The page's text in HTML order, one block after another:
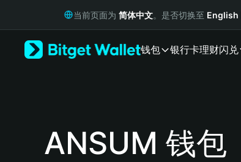
Русский
当前页面为 简体中文。是否切换至 English
钱包 银行卡理财闪兑
ANSUM 钱包